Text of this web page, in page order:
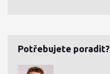
Potřebujete poradit?